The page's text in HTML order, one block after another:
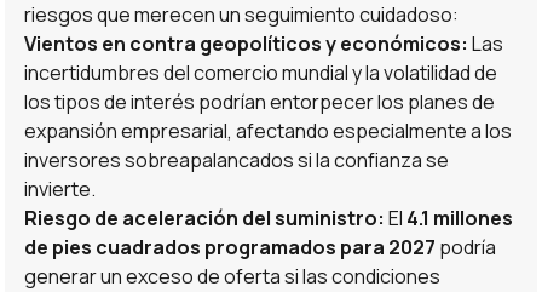
riesgos que merecen un seguimiento cuidadoso:
Vientos en contra geopolíticos y económicos: Las
incertidumbres del comercio mundial y la volatilidad de
los tipos de interés podrían entorpecer los planes de
expansión empresarial, afectando especialmente a los
inversores sobreapalancados si la confianza se
invierte.
Riesgo de aceleración del suministro: El 4.1 millones
de pies cuadrados programados para 2027 podría
generar un exceso de oferta si las condiciones